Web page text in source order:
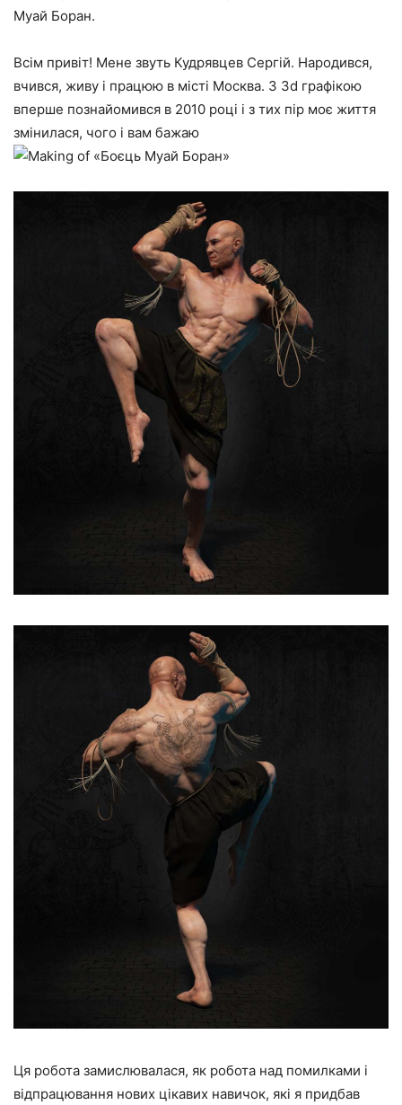
Муай Боран.
Всім привіт! Мене звуть Кудрявцев Сергій. Народився,
вчився, живу і працюю в місті Москва. З 3d графікою
вперше познайомився в 2010 році і з тих пір моє життя
змінилася, чого і вам бажаю
Ця робота замислювалася, як робота над помилками і
відпрацювання нових цікавих навичок, які я придбав